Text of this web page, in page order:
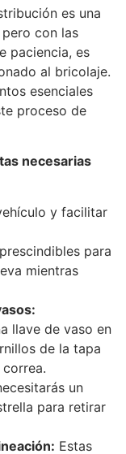
es una
con las
paciencia, es
al bricolaje.
esenciales
proceso de
necesarias
y facilitar
para
mientras
llave de vaso en
de la tapa
un
para retirar
Estas